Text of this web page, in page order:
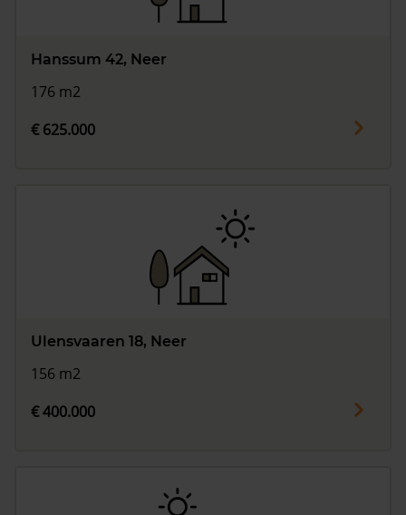
Hanssum 42, Neer
176 m2
€ 625.000
Ulensvaaren 18, Neer
156 m2
€ 400.000